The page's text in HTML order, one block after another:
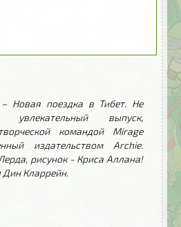
– Новая поездка в Тибет. Не
увлекательный выпуск,
командой Mirage
издательством Archie.
рисунок - Криса Аллана!
Дин Кларрейн.